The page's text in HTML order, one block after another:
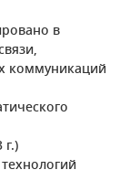
в
коммуникаций